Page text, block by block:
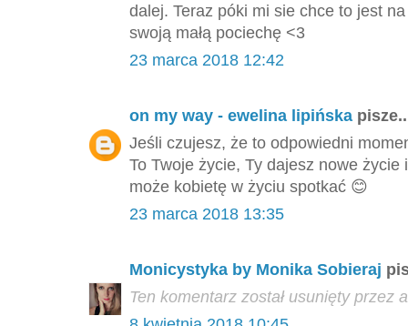
dalej. Teraz póki mi sie chce to jest
swoją małą pociechę <3
23 marca 2018 12:42
on my way - ewelina lipińska
Jeśli czujesz, że to odpowiedni
To Twoje życie, Ty dajesz nowe
może kobietę w życiu spotkać 😊
23 marca 2018 13:35
Monicystyka by Monika Sobieraj
Ten komentarz został usunięty przez